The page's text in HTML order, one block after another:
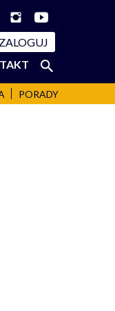
ZALOGUJ
Szukaj:
SZUKAJ
PORADY